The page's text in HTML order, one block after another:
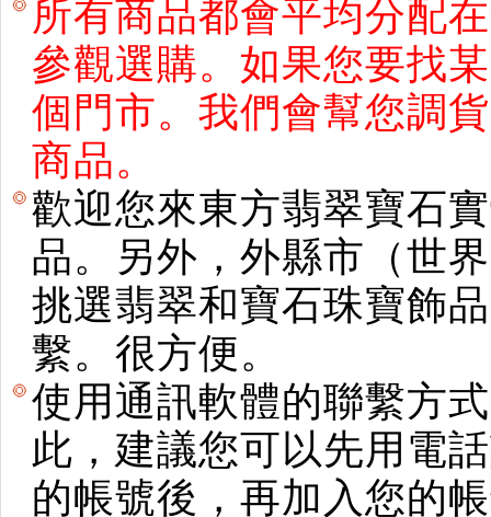
所有商品都會平均分配
參觀選購。如果您要找
個門市。我們會幫您調
商品。
歡迎您來東方翡翠寶石
品。另外，外縣市（世
挑選翡翠和寶石珠寶飾
繫。很方便。
使用通訊軟體的聯繫方
此，建議您可以先用電
的帳號後，再加入您的